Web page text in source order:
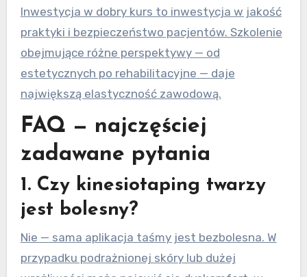
Inwestycja w dobry kurs to inwestycja w jakość
praktyki i bezpieczeństwo pacjentów. Szkolenie
obejmujące różne perspektywy — od
estetycznych po rehabilitacyjne — daje
największą elastyczność zawodową.
FAQ — najczęściej
zadawane pytania
1. Czy kinesiotaping twarzy
jest bolesny?
Nie — sama aplikacja taśmy jest bezbolesna. W
przypadku podrażnionej skóry lub dużej